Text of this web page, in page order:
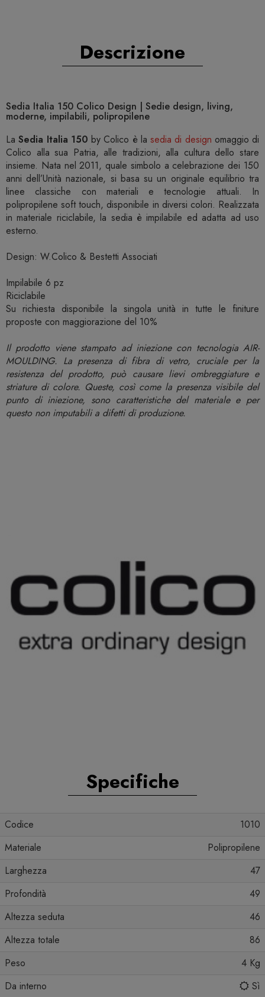
Descrizione
Sedia Italia 150 Colico Design | Sedie design, living,
moderne, impilabili, polipropilene
LaSedia Italia 150 by Colico è la sedia di design omaggio di
Colico alla sua Patria, alle tradizioni, alla cultura dello stare
insieme. Nata nel 2011, quale simbolo a celebrazione dei 150
anni dell’Unità nazionale, si basa su un originale equilibrio tra
linee classiche con materiali e tecnologie attuali. In
polipropilene soft touch, disponibile in diversi colori. Realizzata
in materiale riciclabile, la sedia è impilabile ed adatta ad uso
esterno.
Design: W.Colico & Bestetti Associati
Impilabile 6 pz
Riciclabile
Su richiesta disponibile la singola unità in tutte le finiture
proposte con maggiorazione del 10%
Il prodotto viene stampato ad iniezione con tecnologia AIR-
MOULDING. La presenza di fibra di vetro, cruciale per la
resistenza del prodotto, può causare lievi ombreggiature e
striature di colore. Queste, così come la presenza visibile del
punto di iniezione, sono caratteristiche del materiale e per
questo non imputabili a difetti di produzione.
Specifiche
Codice
1010
Materiale
Polipropilene
Larghezza
47
Profondità
49
Altezza seduta
46
Altezza totale
86
Peso
4 Kg
Da interno
Sì